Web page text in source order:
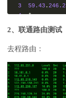
3
59.43 .
4
*
5
59.43 .138.49
6
59.43.
7
110.80
8
27.148
9
*
10
*
11
117.28.
2、联通路由测试
去程路由：